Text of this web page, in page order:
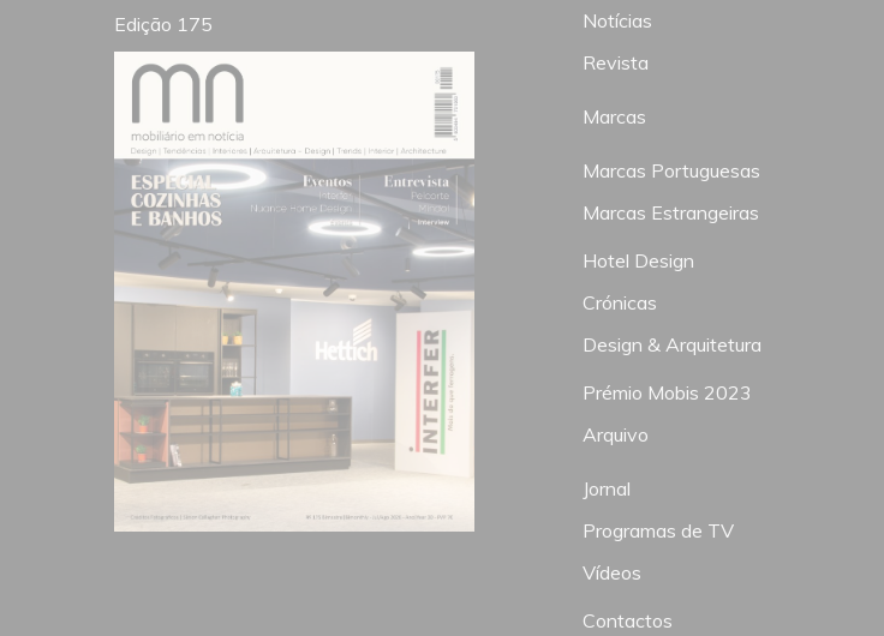
Edição 175
Notícias
Revista
Marcas
Marcas Portuguesas
Marcas Estrangeiras
Hotel Design
Crónicas
Design & Arquitetura
Prémio Mobis 2023
Arquivo
Jornal
Programas de TV
Vídeos
Contactos